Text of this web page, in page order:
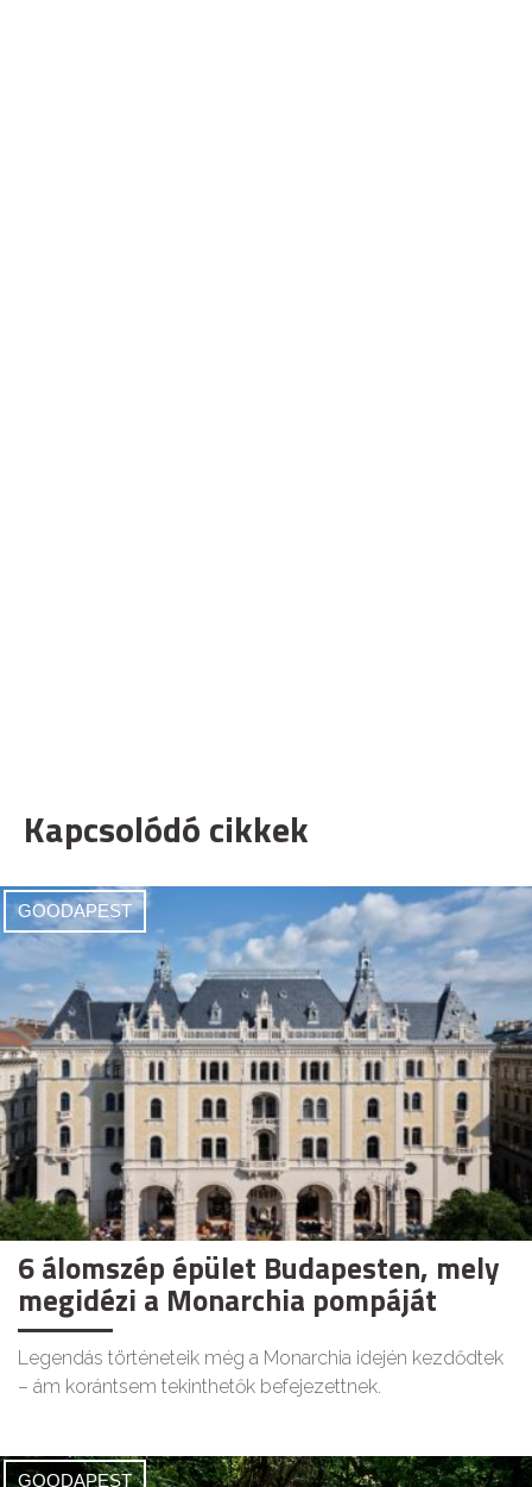
Kapcsolódó cikkek
GOODAPEST
6 álomszép épület Budapesten, mely
megidézi a Monarchia pompáját
Legendás történeteik még a Monarchia idején kezdődtek
– ám korántsem tekinthetők befejezettnek.
GOODAPEST